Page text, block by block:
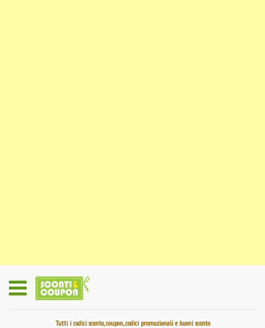
Tutti i codici sconto, coupon, codici promozionali e buoni sconto